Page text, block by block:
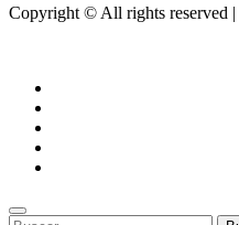
Copyright © All rights reserved |